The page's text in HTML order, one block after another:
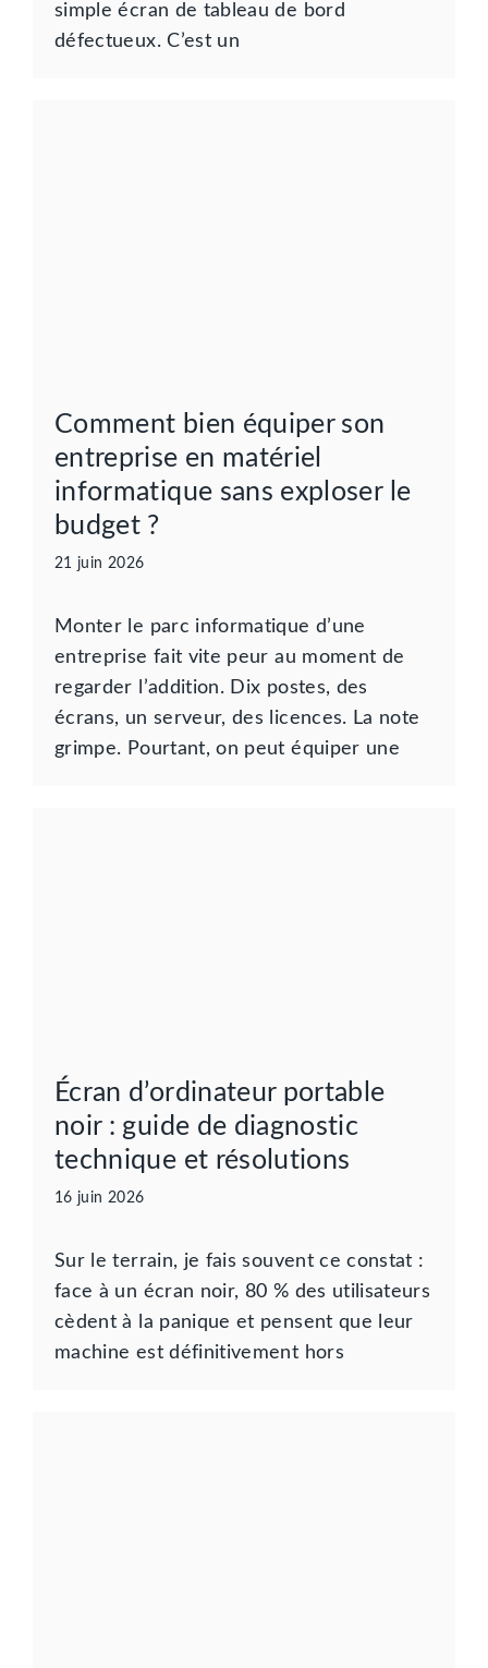
simple écran de tableau de bord
défectueux. C’est un
Comment bien équiper son
entreprise en matériel
informatique sans exploser le
budget ?
21 juin 2026
Monter le parc informatique d’une
entreprise fait vite peur au moment de
regarder l’addition. Dix postes, des
écrans, un serveur, des licences. La note
grimpe. Pourtant, on peut équiper une
Écran d’ordinateur portable
noir : guide de diagnostic
technique et résolutions
16 juin 2026
Sur le terrain, je fais souvent ce constat :
face à un écran noir, 80 % des utilisateurs
cèdent à la panique et pensent que leur
machine est définitivement hors